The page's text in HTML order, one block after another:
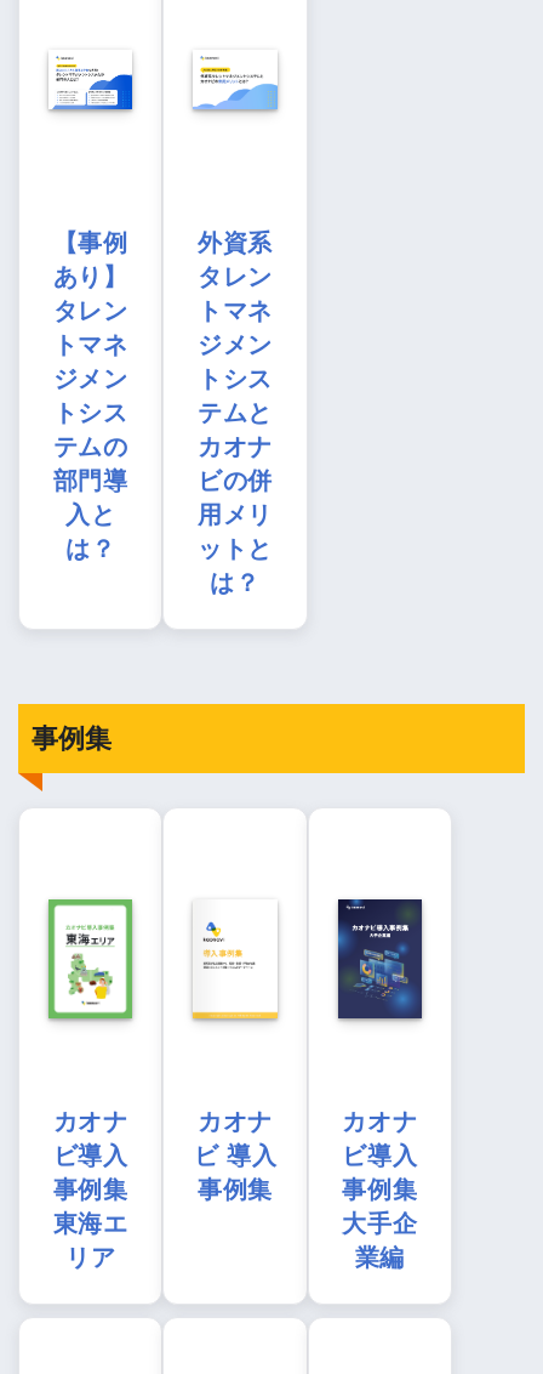
【事例
あり】
タレン
トマネ
ジメン
トシス
テムの
部門導
入と
は？
外資系
タレン
トマネ
ジメン
トシス
テムと
カオナ
ビの併
用メリ
ットと
は？
事例集
カオナ
ビ導入
事例集
東海エ
リア
カオナ
ビ 導入
事例集
カオナ
ビ導入
事例集
大手企
業編